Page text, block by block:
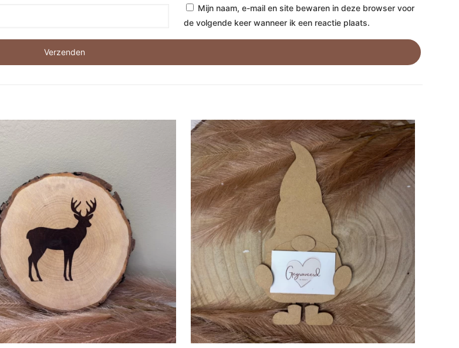
Mijn naam, e-mail en site bewaren in deze browser voor
de volgende keer wanneer ik een reactie plaats.